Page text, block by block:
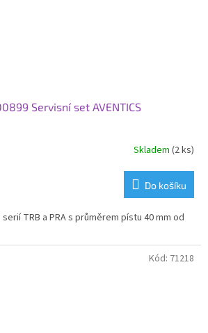
Servisní set AVENTICS
Skladem (2 ks)
Do košíku
TRB a PRA s průměrem pístu 40 mm od
Kód: 71218